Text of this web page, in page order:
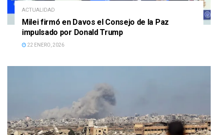
ACTUALIDAD
Milei firmó en Davos el Consejo de la Paz
impulsado por Donald Trump
22 ENERO, 2026